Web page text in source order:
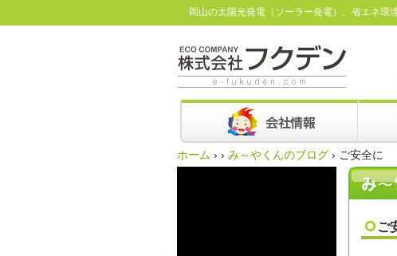
岡山の太陽光発電（ソーラー発電）、省エネ環
ホーム › › み～やくんのブログ › ご安全に
ご